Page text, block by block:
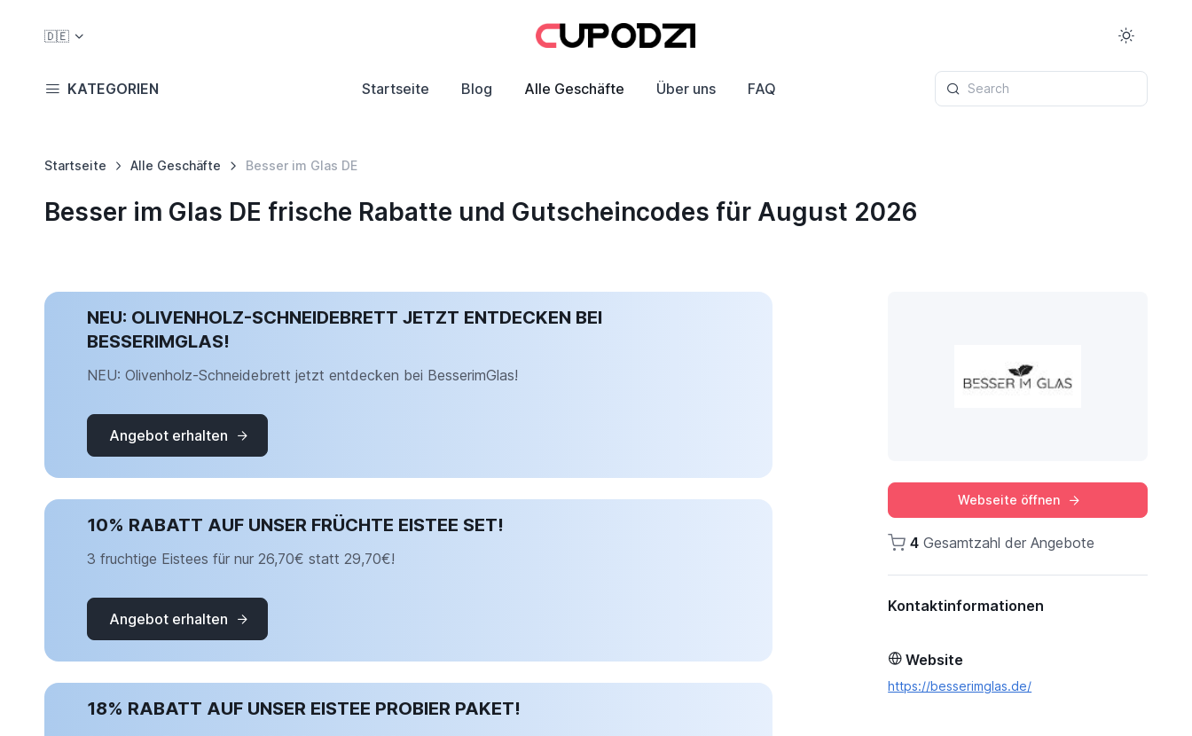
🇩🇪
KATEGORIEN Startseite Blog Alle Geschäfte Über uns FAQ Search
Startseite Alle Geschäfte Besser im Glas DE
Besser im Glas DE frische Rabatte und Gutscheincodes für August 2026
NEU: OLIVENHOLZ-SCHNEIDEBRETT JETZT ENTDECKEN BEI
BESSERIMGLAS!
NEU: Olivenholz-Schneidebrett jetzt entdecken bei BesserimGlas!
Angebot erhalten
10% RABATT AUF UNSER FRÜCHTE EISTEE SET!
3 fruchtige Eistees für nur 26,70€ statt 29,70€!
Angebot erhalten
18% RABATT AUF UNSER EISTEE PROBIER PAKET!
Webseite öffnen
4 Gesamtzahl der Angebote
Kontaktinformationen
Website
https://besserimglas.de/